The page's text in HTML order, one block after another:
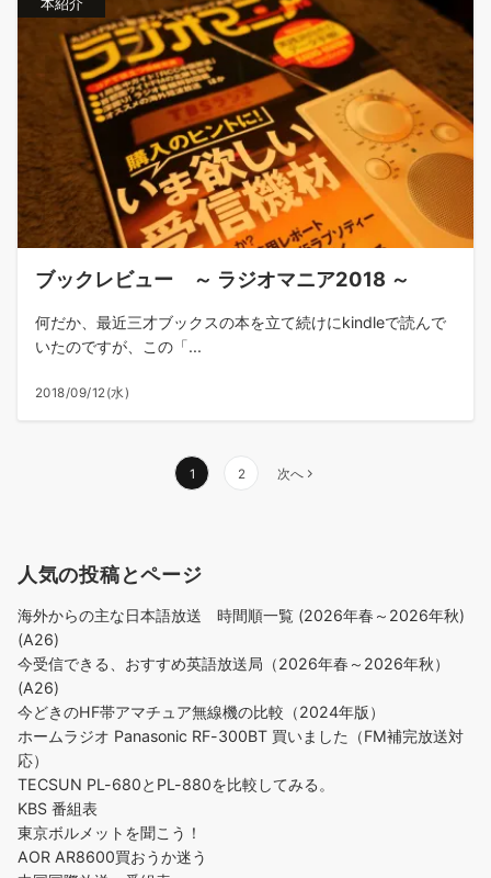
本紹介
ブックレビュー ～ ラジオマニア2018 ～
何だか、最近三才ブックスの本を立て続けにkindleで読んで
いたのですが、この「...
2018/09/12(水)
ー
ジ
送
り
1 2 次へ
人気の投稿とページ
海外からの主な日本語放送 時間順一覧 (2026年春～2026年秋)
(A26)
今受信できる、おすすめ英語放送局（2026年春～2026年秋）
(A26)
今どきのHF帯アマチュア無線機の比較（2024年版）
ホームラジオ Panasonic RF-300BT 買いました（FM補完放送対
応）
TECSUN PL-680とPL-880を比較してみる。
KBS 番組表
東京ボルメットを聞こう！
AOR AR8600買おうか迷う